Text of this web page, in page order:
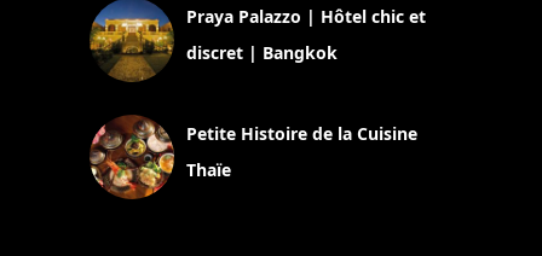
Praya Palazzo | Hôtel chic et
discret | Bangkok
Petite Histoire de la Cuisine
Thaïe